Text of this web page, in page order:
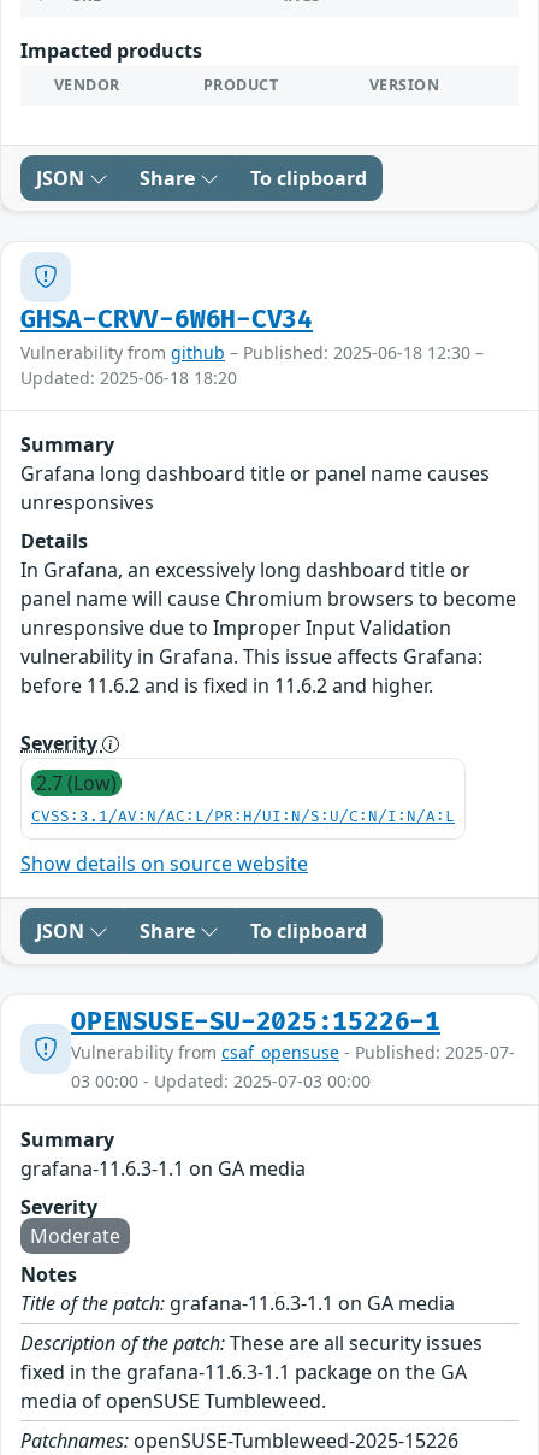
Impacted products
VENDOR PRODUCT VERSION
JSON Share To clipboard
GHSA-CRVV-6W6H-CV34
Vulnerability from github – Published: 2025-06-18 12:30 –
Updated: 2025-06-18 18:20
Summary
Grafana long dashboard title or panel name causes
unresponsives
Details
In Grafana, an excessively long dashboard title or
panel name will cause Chromium browsers to become
unresponsive due to Improper Input Validation
vulnerability in Grafana. This issue affects Grafana:
before 11.6.2 and is fixed in 11.6.2 and higher.
Severity
2.7 (Low)
CVSS:3.1/AV:N/AC:L/PR:H/UI:N/S:U/C:N/I:N/A:L
Show details on source website
JSON Share To clipboard
OPENSUSE-SU-2025:15226-1
Vulnerability from csaf_opensuse - Published: 2025-07-
03 00:00 - Updated: 2025-07-03 00:00
Summary
grafana-11.6.3-1.1 on GA media
Severity
Moderate
Notes
Title of the patch: grafana-11.6.3-1.1 on GA media
Description of the patch:These are all security issues
fixed in the grafana-11.6.3-1.1 package on the GA
media of openSUSE Tumbleweed.
Patchnames: openSUSE-Tumbleweed-2025-15226